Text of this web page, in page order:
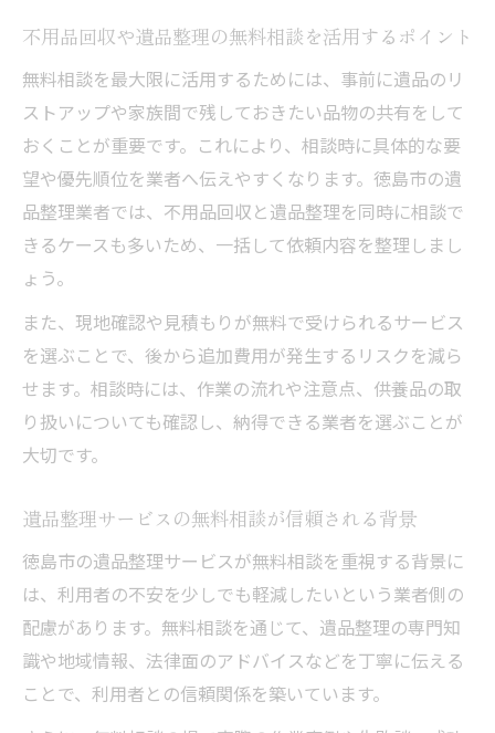
遺品整理に悩んだ時は無料相談を活用しよ
遺品整理業者の無料相談で不安を解消でき
る理由
徳島の遺品整理サービスに相談するタイミ
ング
無料相談でわかる遺品整理の進め方と注意
介
徳島で安心の遺品整理を行うための要点
徳島で遺品整理を安心して進める重要ポイ
遺品整理業者選びで押さえるべき基準
家族の負担を減らす遺品整理サポートの秘
訣
遺品整理と不用品回収をスムーズに進める
方法
不用品回収や遺品整理の無料相談を活用するポイント
無料相談を最大限に活用するためには、事前に遺品のリ
ストアップや家族間で残しておきたい品物の共有をして
おくことが重要です。これにより、相談時に具体的な要
望や優先順位を業者へ伝えやすくなります。徳島市の遺
品整理業者では、不用品回収と遺品整理を同時に相談で
きるケースも多いため、一括して依頼内容を整理しまし
ょう。
また、現地確認や見積もりが無料で受けられるサービス
を選ぶことで、後から追加費用が発生するリスクを減ら
せます。相談時には、作業の流れや注意点、供養品の取
り扱いについても確認し、納得できる業者を選ぶことが
大切です。
遺品整理サービスの無料相談が信頼される背景
徳島市の遺品整理サービスが無料相談を重視する背景に
は、利用者の不安を少しでも軽減したいという業者側の
配慮があります。無料相談を通じて、遺品整理の専門知
識や地域情報、法律面のアドバイスなどを丁寧に伝える
ことで、利用者との信頼関係を築いています。